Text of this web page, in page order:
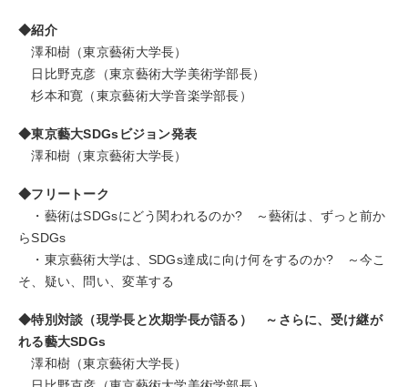
◆紹介
澤和樹（東京藝術大学長）
日比野克彦（東京藝術大学美術学部長）
杉本和寛（東京藝術大学音楽学部長）
◆東京藝大SDGs ビジョン発表
澤和樹（東京藝術大学長）
◆フリートーク
・藝術はSDGsにどう関われるのか? ～藝術は、ずっと前か
らSDGs
・東京藝術大学は、SDGs達成に向け何をするのか? ～今こ
そ、疑い、問い、変革する
◆特別対談 （現学長と次期学長が語る） ～さらに、受け継が
れる藝大SDGs
澤和樹（東京藝術大学長）